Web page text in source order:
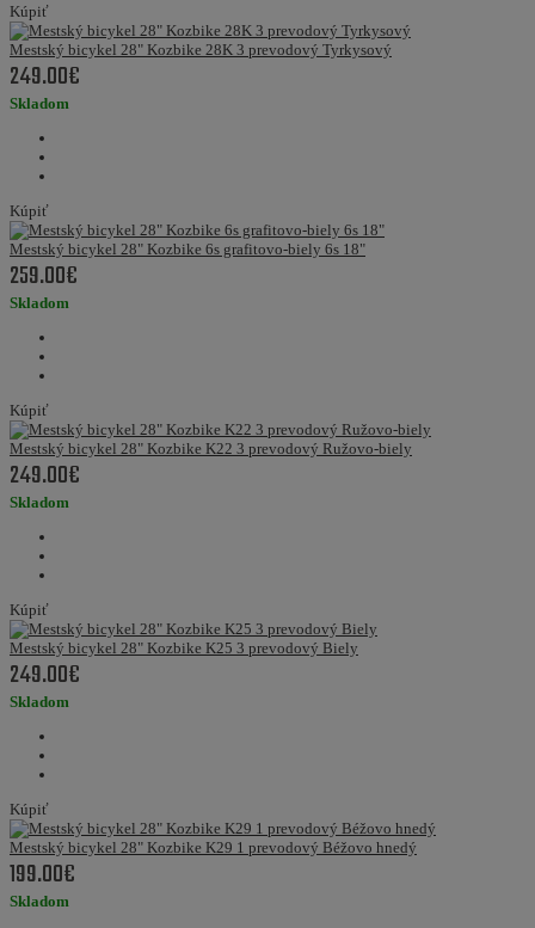
Kúpiť
Mestský bicykel 28" Kozbike 28K 3 prevodový Tyrkysový
249.00€
Skladom
Kúpiť
Mestský bicykel 28" Kozbike 6s grafitovo-biely 6s 18"
259.00€
Skladom
Kúpiť
Mestský bicykel 28" Kozbike K22 3 prevodový Ružovo-biely
249.00€
Skladom
Kúpiť
Mestský bicykel 28" Kozbike K25 3 prevodový Biely
249.00€
Skladom
Kúpiť
Mestský bicykel 28" Kozbike K29 1 prevodový Béžovo hnedý
199.00€
Skladom